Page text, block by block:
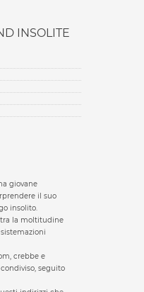
INSOLITE
giovane
il suo
insolito.
tra la moltitudine
crebbe e
seguito